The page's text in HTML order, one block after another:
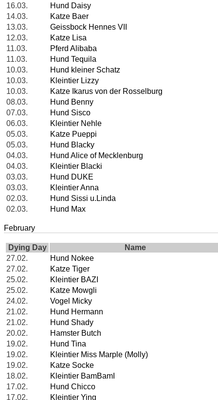
16.03.
Hund Daisy
14.03.
Katze Baer
13.03.
Geissbock Hennes VII
12.03.
Katze Lisa
11.03.
Pferd Alibaba
11.03.
Hund Tequila
10.03.
Hund kleiner Schatz
10.03.
Kleintier Lizzy
10.03.
Katze Ikarus von der Rosselburg
08.03.
Hund Benny
07.03.
Hund Sisco
06.03.
Kleintier Nehle
05.03.
Katze Pueppi
05.03.
Hund Blacky
04.03.
Hund Alice of Mecklenburg
04.03.
Kleintier Blacki
03.03.
Hund DUKE
03.03.
Kleintier Anna
02.03.
Hund Sissi u.Linda
02.03.
Hund Max
February
Dying Day
Name
27.02.
Hund Nokee
27.02.
Katze Tiger
25.02.
Kleintier BAZI
25.02.
Katze Mowgli
24.02.
Vogel Micky
21.02.
Hund Hermann
21.02.
Hund Shady
20.02.
Hamster Butch
19.02.
Hund Tina
19.02.
Kleintier Miss Marple (Molly)
19.02.
Katze Socke
18.02.
Kleintier BamBamI
17.02.
Hund Chicco
17.02.
Kleintier Ying